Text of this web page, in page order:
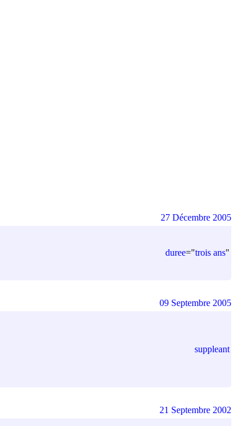
duree="trois ans"
27 Décembre 2005
suppleant
09 Septembre 2005
21 Septembre 2002